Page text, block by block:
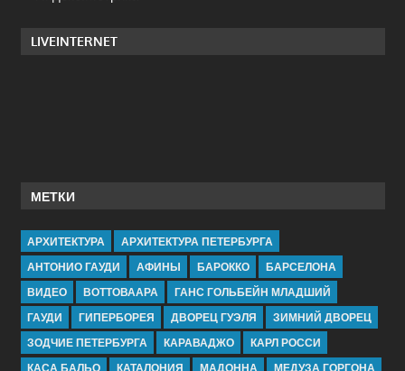
LIVEINTERNET
МЕТКИ
АРХИТЕКТУРА
АРХИТЕКТУРА ПЕТЕРБУРГА
АНТОНИО ГАУДИ
АФИНЫ БАРОККО
БАРСЕЛОНА
ВИДЕО
ВОТТОВААРА
ГАНС ГОЛЬБЕЙН МЛАДШИЙ
ГАУДИ
ГИПЕРБОРЕЯ ДВОРЕЦ ГУЭЛЯ
ЗИМНИЙ ДВОРЕЦ
ЗОДЧИЕ ПЕТЕРБУРГА
КАРАВАДЖО
КАРЛ РОССИ
КАСА БАЛЬО
КАТАЛОНИЯ МАДОННА МЕДУЗА ГОРГОНА